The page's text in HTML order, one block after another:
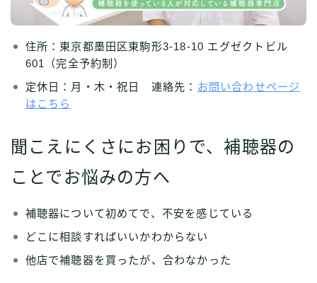
住所：東京都墨田区東駒形3-18-10 エグゼクトビル
601（完全予約制）
定休日：月・木・祝日 連絡先： お問い合わせページ
はこちら
聞こえにくさにお困りで、補聴器の
ことでお悩みの方へ
補聴器について初めてで、不安を感じている
どこに相談すればいいかわからない
他店で補聴器を買ったが、合わなかった